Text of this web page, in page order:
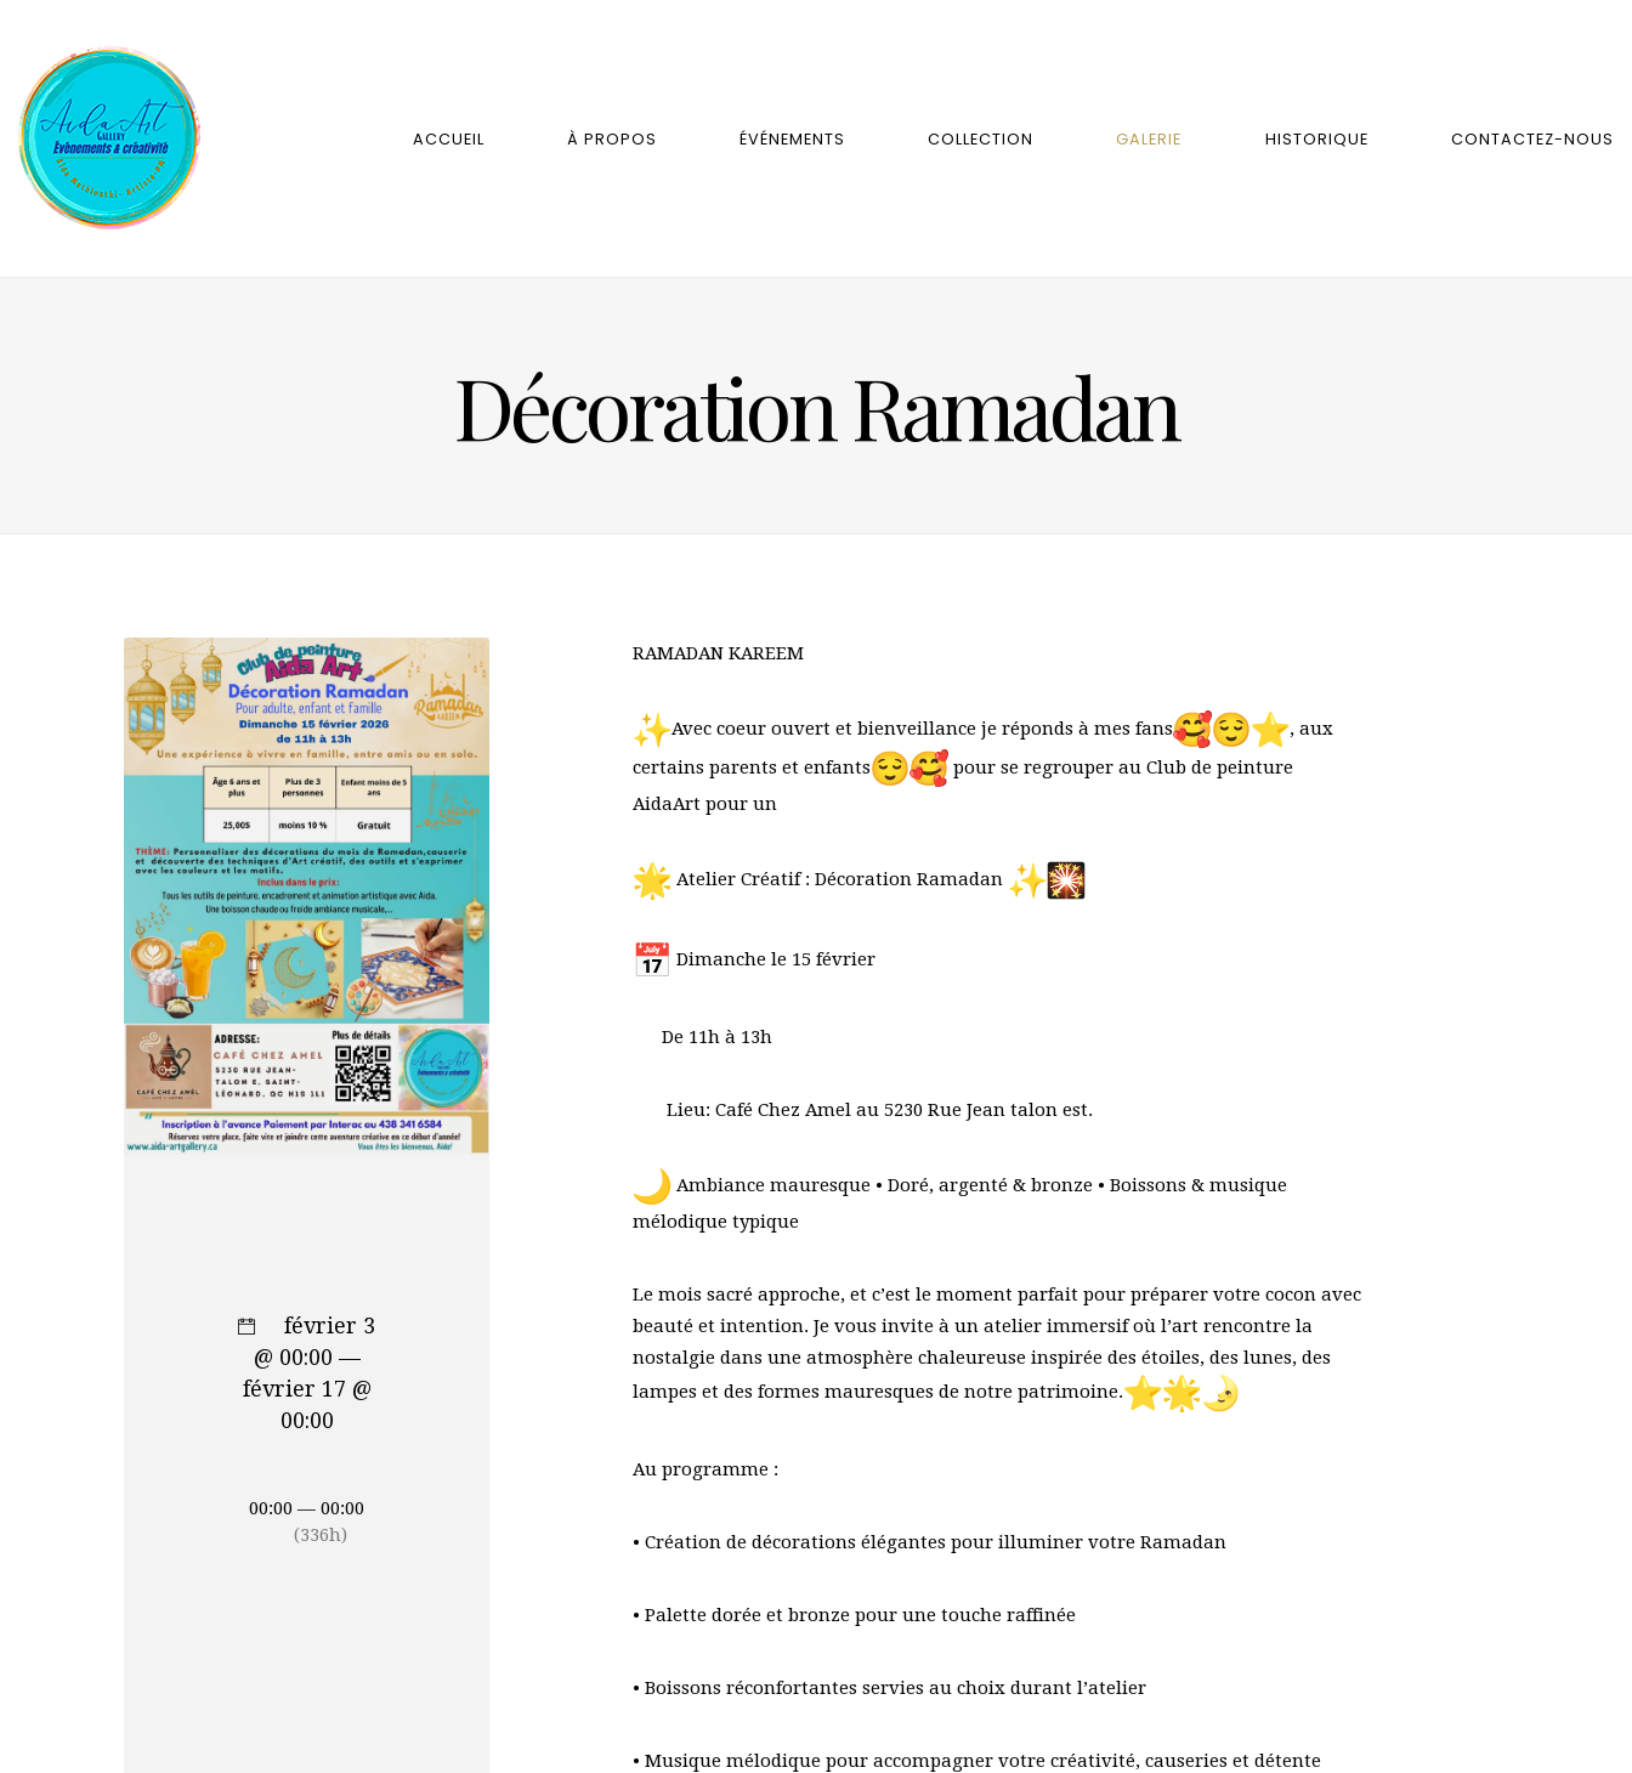
ACCUEIL À PROPOS ÉVÉNEMENTS COLLECTION GALERIE HISTORIQUE CONTACTEZ-NOUS
Décoration Ramadan
RAMADAN KAREEM
Avec coeur ouvert et bienveillance je réponds à mes fans
️, aux
certains parents et enfants
pour se regrouper au Club de peinture
AidaArt pour un
Atelier Créatif : Décoration Ramadan
Dimanche le 15 février
De 11h à 13h
Lieu: Café Chez Amel au 5230 Rue Jean talon est.
Ambiance mauresque • Doré, argenté & bronze • Boissons & musique
mélodique typique
Le mois sacré approche, et c’est le moment parfait pour préparer votre cocon avec
beauté et intention. Je vous invite à un atelier immersif où l’art rencontre la
nostalgie dans une atmosphère chaleureuse inspirée des étoiles, des lunes, des
lampes et des formes mauresques de notre patrimoine.
Au programme :
• Création de décorations élégantes pour illuminer votre Ramadan
• Palette dorée et bronze pour une touche raffinée
• Boissons réconfortantes servies au choix durant l’atelier
• Musique mélodique pour accompagner votre créativité, causeries et détente
février 3
@ 00:00 —
février 17 @
00:00
00:00 — 00:00
(336h)